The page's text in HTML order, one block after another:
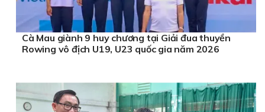
Cà Mau giành 9 huy chương tại Giải đua thuyền
Rowing vô địch U19, U23 quốc gia năm 2026